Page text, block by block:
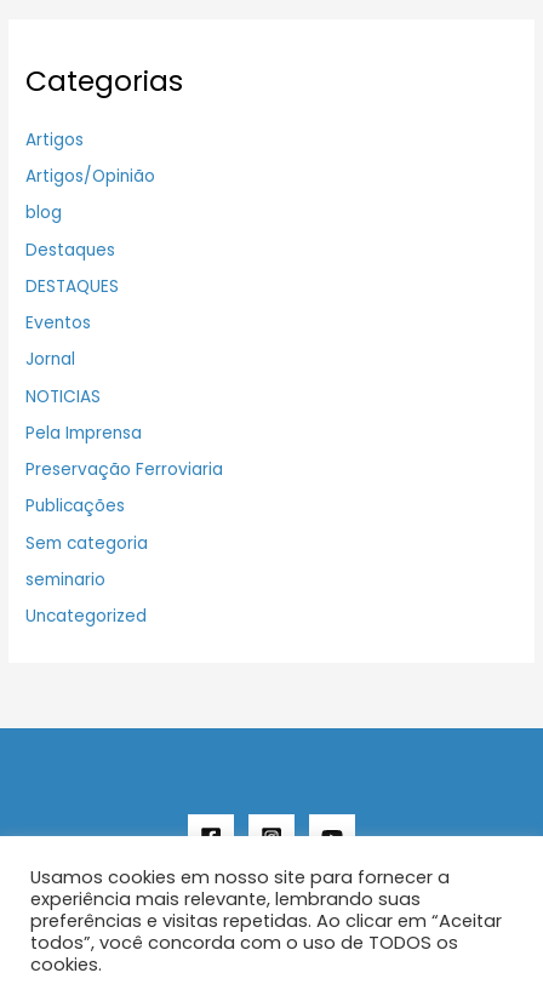
Categorias
Artigos
Artigos/Opinião
blog
Destaques
DESTAQUES
Eventos
Jornal
NOTICIAS
Pela Imprensa
Preservação Ferroviaria
Publicações
Sem categoria
seminario
Uncategorized
Copyright © 2026 AENFER
Usamos cookies em nosso site para fornecer a
experiência mais relevante, lembrando suas
preferências e visitas repetidas. Ao clicar em “Aceitar
todos”, você concorda com o uso de TODOS os
cookies.